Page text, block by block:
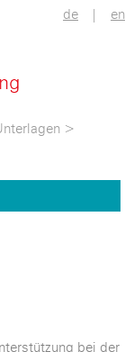
de | en
>
bei der